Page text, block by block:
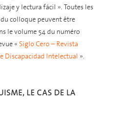
y lectura fácil ». Toutes les
colloque peuvent être
le volume 54 du numéro
« Siglo Cero – Revista
Discapacidad Intelectual ».
LE CAS DE LA